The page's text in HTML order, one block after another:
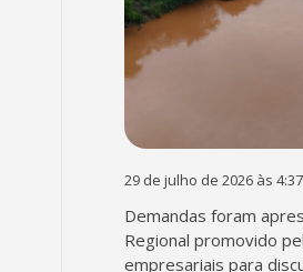
29 de julho de 2026 às
Demandas foram
Regional promovido
empresariais para